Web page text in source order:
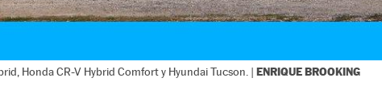
Honda CR-V Hybrid Comfort y Hyundai Tucson. | ENRIQUE BROOKING